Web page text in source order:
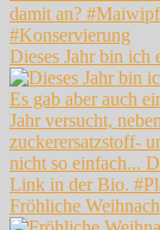
Dieses Jahr bin ich
Fröhliche